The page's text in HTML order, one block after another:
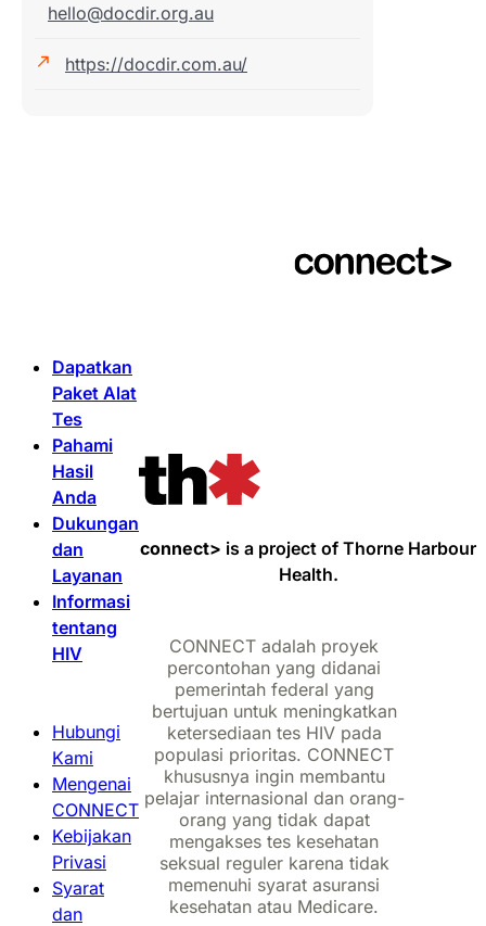
hello@docdir.org.au
https://docdir.com.au/
Dapatkan
Paket Alat
Tes
Pahami
Hasil
Anda
Dukungan
dan
Layanan
Informasi
tentang
HIV
Hubungi
Kami
Mengenai
CONNECT
Kebijakan
Privasi
Syarat
dan
connect> is a project of Thorne Harbour
Health.
CONNECT adalah proyek
percontohan yang didanai
pemerintah federal yang
bertujuan untuk meningkatkan
ketersediaan tes HIV pada
populasi prioritas. CONNECT
khususnya ingin membantu
pelajar internasional dan orang-
orang yang tidak dapat
mengakses tes kesehatan
seksual reguler karena tidak
memenuhi syarat asuransi
kesehatan atau Medicare.